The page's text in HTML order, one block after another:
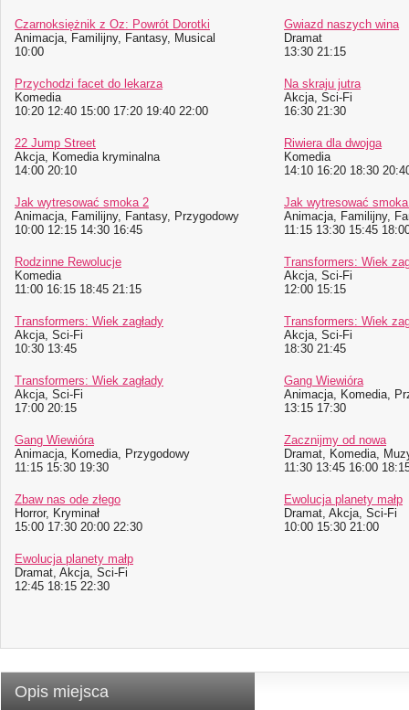
Czarnoksiężnik z Oz: Powrót Dorotki
Animacja, Familijny, Fantasy, Musical
10:00
Gwiazd naszych wina
Dramat
13:30 21:15
Przychodzi facet do lekarza
Komedia
10:20 12:40 15:00 17:20 19:40 22:00
Na skraju jutra
Akcja, Sci-Fi
16:30 21:30
22 Jump Street
Akcja, Komedia kryminalna
14:00 20:10
Riwiera dla dwojga
Komedia
14:10 16:20 18:30
Jak wytresować smoka 2
Animacja, Familijny, Fantasy, Przygodowy
10:00 12:15 14:30 16:45
Jak wytresować
Animacja, Familijny,
11:15 13:30 15:45
Rodzinne Rewolucje
Komedia
11:00 16:15 18:45 21:15
Transformers: Wiek
Akcja, Sci-Fi
12:00 15:15
Transformers: Wiek zagłady
Akcja, Sci-Fi
10:30 13:45
Transformers: Wiek
Akcja, Sci-Fi
18:30 21:45
Transformers: Wiek zagłady
Akcja, Sci-Fi
17:00 20:15
Gang Wiewióra
Animacja, Komedia,
13:15 17:30
Gang Wiewióra
Animacja, Komedia, Przygodowy
11:15 15:30 19:30
Zacznijmy od nowa
Dramat, Komedia,
11:30 13:45 16:00
Zbaw nas ode złego
Horror, Kryminał
15:00 17:30 20:00 22:30
Ewolucja planety małp
Dramat, Akcja, Sci-Fi
10:00 15:30 21:00
Ewolucja planety małp
Dramat, Akcja, Sci-Fi
12:45 18:15 22:30
Opis miejsca